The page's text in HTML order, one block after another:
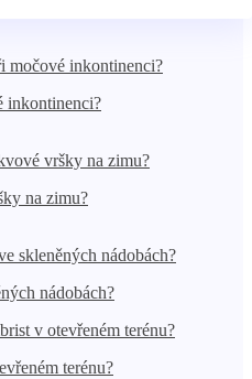
inkontinenci?
na zimu?
nádobách?
terénu?